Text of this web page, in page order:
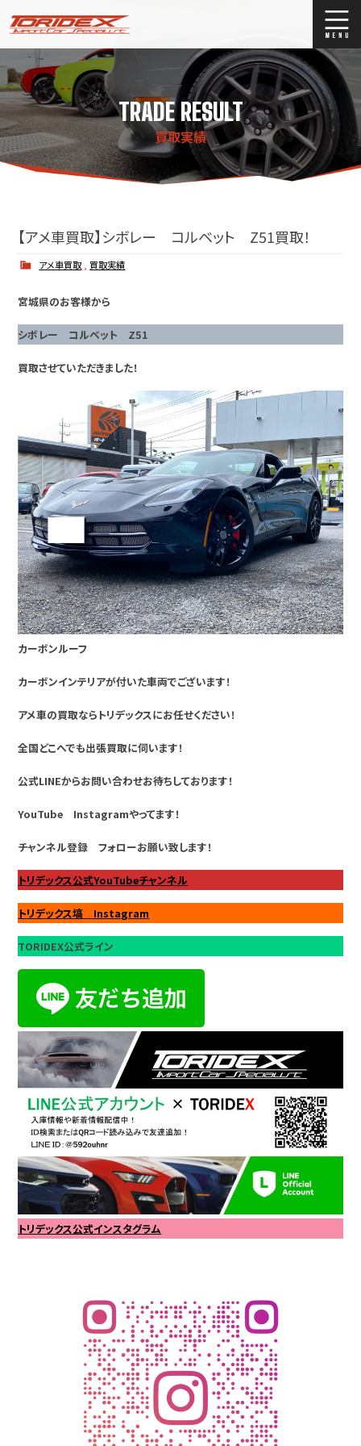
ブログ
Stock list
ストックリスト
買取
TRADE RESULT
買取実績
【アメ車買取】シボレー コルベット Z51買取！
アメ車買取 買取実績
宮城県のお客様から
シボレー コルベット Z51
買取させていただきました！
カーボンルーフ
カーボンインテリアが付いた車両でございます！
アメ車の買取ならトリデックスにお任せください！
全国どこへでも出張買取に伺います！
公式LINEからお問い合わせお待ちしております！
YouTube Instagramやってます！
チャンネル登録 フォローお願い致します！
トリデックス公式YouTubeチャンネル
トリデックス塙 Instagram
TORIDEX公式ライン
トリデックス公式インスタグラム